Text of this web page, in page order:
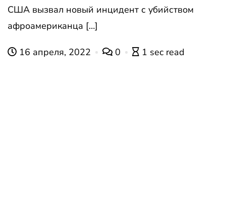
США вызвал новый инцидент с убийством
афроамериканца […]
16 апреля, 2022 0 1 sec read